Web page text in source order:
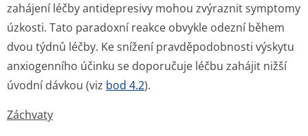
zahájení léčby antidepresivy mohou zvýraznit symptomy
úzkosti. Tato paradoxní reakce obvykle odezní během
dvou týdnů léčby. Ke snížení pravděpodobnosti výskytu
anxiogenního účinku se doporučuje léčbu zahájit nižší
úvodní dávkou (viz bod 4.2).
Záchvaty